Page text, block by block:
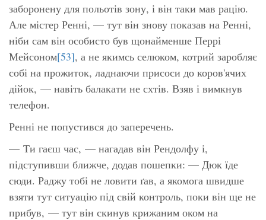
заборонену для польотів зону, і він таки мав рацію.
Але містер Ренні, — тут він знову показав на Ренні,
ніби сам він особисто був щонайменше Перрі
Мейсоном[53], а не якимсь селюком, котрий заробляє
собі на прожиток, ладнаючи присоси до коров'ячих
дійок, — навіть балакати не схтів. Взяв і вимкнув
телефон.
Ренні не попустився до заперечень.
— Ти гаєш час, — нагадав він Рендолфу і,
підступивши ближче, додав пошепки: — Дюк їде
сюди. Раджу тобі не ловити ґав, а якомога швидше
взяти тут ситуацію під свій контроль, поки він ще не
прибув, — тут він скинув крижаним оком на